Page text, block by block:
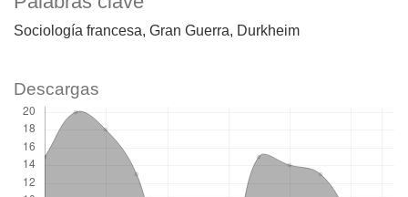
Sociología francesa Gran Guerra Durkheim
Descargas